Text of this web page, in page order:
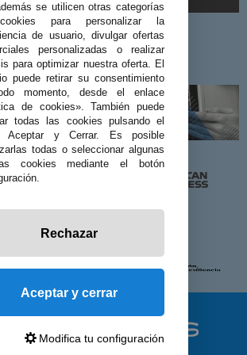
se utilicen otras categorías
para personalizar la
de usuario, divulgar ofertas
personalizadas o realizar
para optimizar nuestra oferta. El
puede retirar su consentimiento
momento, desde el enlace
de cookies». También puede
todas las cookies pulsando el
Aceptar y Cerrar. Es posible
todas o seleccionar algunas
cookies mediante el botón
Rechazar
Aceptar y cerrar
Modifica tu configuración